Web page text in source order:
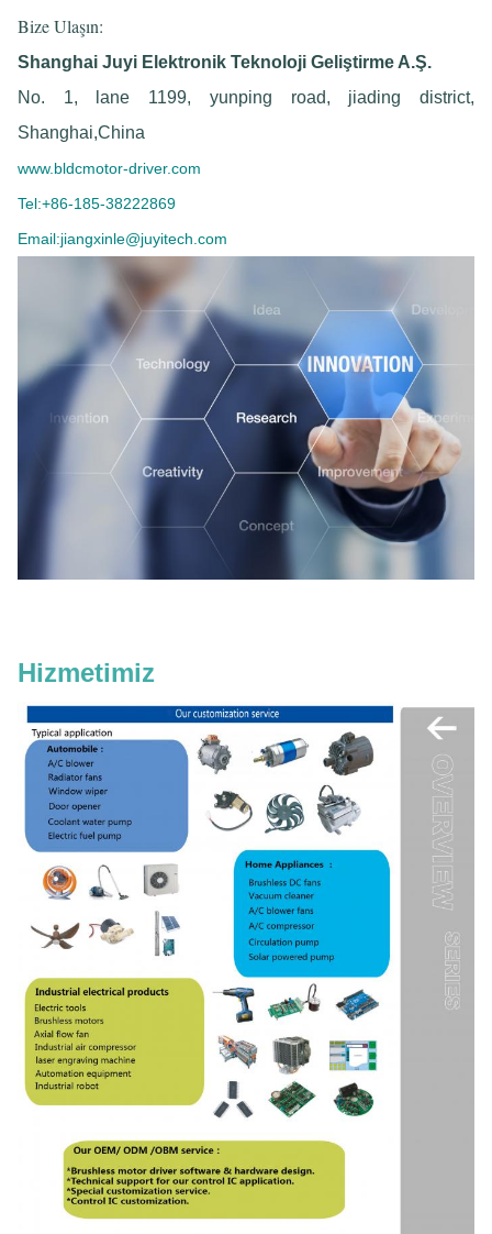
Bize Ulaşın:
Shanghai Juyi Elektronik Teknoloji Geliştirme A.Ş.
No. 1, lane 1199, yunping road, jiading district,
Shanghai,China
www.bldcmotor-driver.com
Tel:+86-185-38222869
Email:jiangxinle@juyitech.com
Hizmetimiz